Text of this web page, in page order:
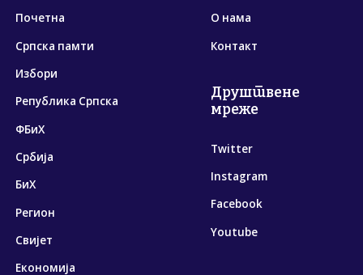
Почетна
Српска памти
Избори
Република Српска
ФБиХ
Србија
БиХ
Регион
Свијет
Економија
О нама
Контакт
Друштвене
мреже
Twitter
Instagram
Facebook
Youtube